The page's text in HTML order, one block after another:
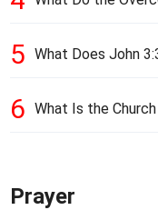
5 What Does John
6 What Is the
Prayer